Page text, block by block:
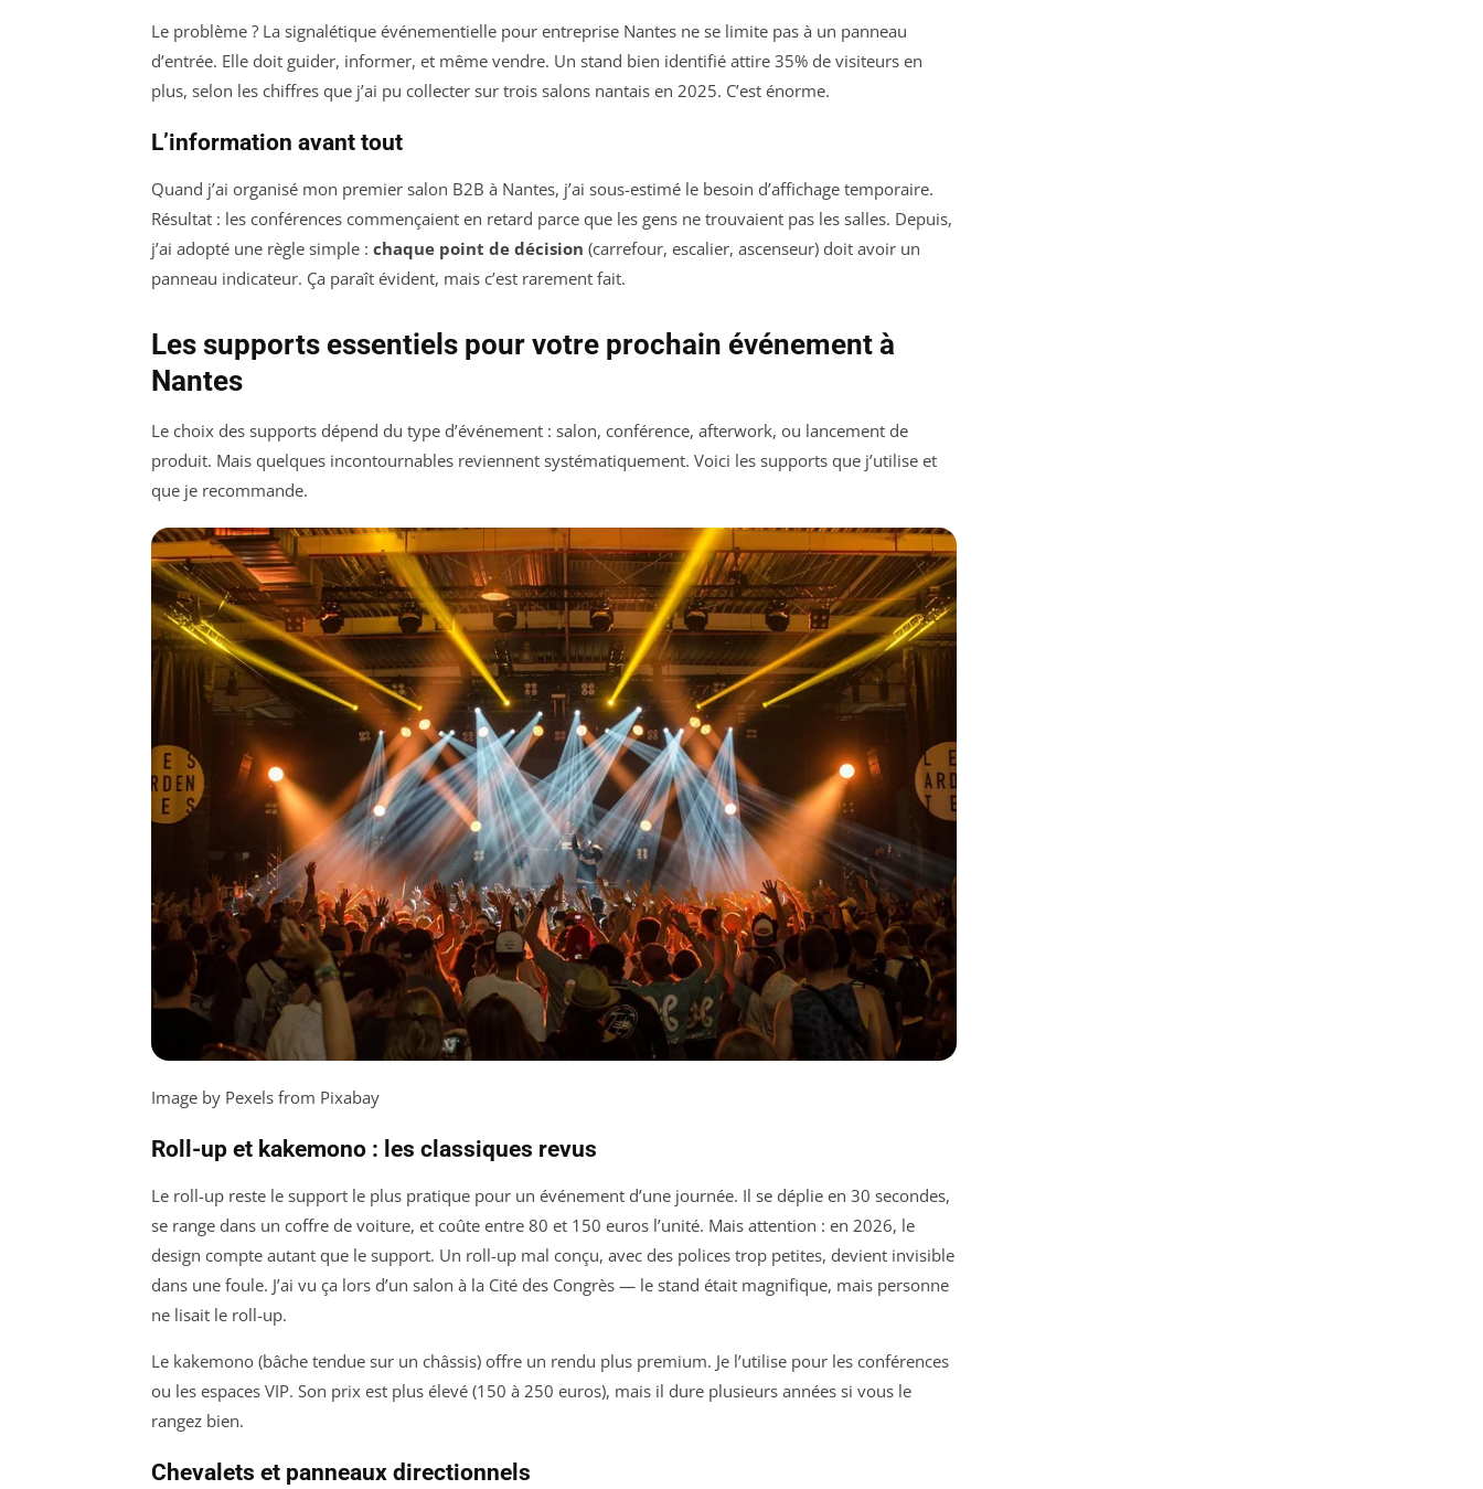
Le problème ? La signalétique événementielle pour entreprise Nantes ne se limite pas à un panneau
d’entrée. Elle doit guider, informer, et même vendre. Un stand bien identifié attire 35% de visiteurs en
plus, selon les chiffres que j’ai pu collecter sur trois salons nantais en 2025. C’est énorme.
L’information avant tout
Quand j’ai organisé mon premier salon B2B à Nantes, j’ai sous-estimé le besoin d’affichage temporaire.
Résultat : les conférences commençaient en retard parce que les gens ne trouvaient pas les salles. Depuis,
j’ai adopté une règle simple : chaque point de décision (carrefour, escalier, ascenseur) doit avoir un
panneau indicateur. Ça paraît évident, mais c’est rarement fait.
Les supports essentiels pour votre prochain événement à
Nantes
Le choix des supports dépend du type d’événement : salon, conférence, afterwork, ou lancement de
produit. Mais quelques incontournables reviennent systématiquement. Voici les supports que j’utilise et
que je recommande.
Image by Pexels from Pixabay
Roll-up et kakemono : les classiques revus
Le roll-up reste le support le plus pratique pour un événement d’une journée. Il se déplie en 30 secondes,
se range dans un coffre de voiture, et coûte entre 80 et 150 euros l’unité. Mais attention : en 2026, le
design compte autant que le support. Un roll-up mal conçu, avec des polices trop petites, devient invisible
dans une foule. J’ai vu ça lors d’un salon à la Cité des Congrès — le stand était magnifique, mais personne
ne lisait le roll-up.
Le kakemono (bâche tendue sur un châssis) offre un rendu plus premium. Je l’utilise pour les conférences
ou les espaces VIP. Son prix est plus élevé (150 à 250 euros), mais il dure plusieurs années si vous le
rangez bien.
Chevalets et panneaux directionnels